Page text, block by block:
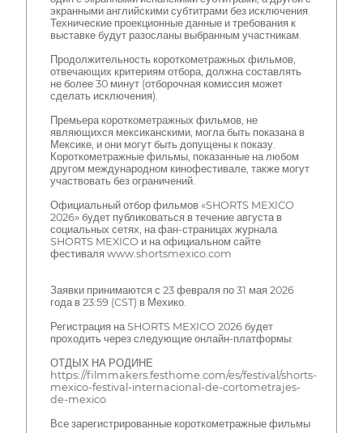
экранными английскими субтитрами без исключения.
Технические проекционные данные и требования к
выставке будут разосланы выбранным участникам.
Продолжительность короткометражных фильмов,
отвечающих критериям отбора, должна составлять
не более 30 минут (отборочная комиссия может
сделать исключения).
Премьера короткометражных фильмов, не
являющихся мексиканскими, могла быть показана в
Мексике, и они могут быть допущены к показу.
Короткометражные фильмы, показанные на любом
другом международном кинофестивале, также могут
участвовать без ограничений.
Официальный отбор фильмов «SHORTS MEXICO
2026» будет публиковаться в течение августа в
социальных сетях, на фан-страницах журнала
SHORTS MEXICO и на официальном сайте
фестиваля www.shortsmexico.com
Заявки принимаются с 23 февраля по 31 мая 2026
года в 23:59 (CST) в Мехико.
Регистрация на SHORTS MEXICO 2026 будет
проходить через следующие онлайн-платформы:
ОТДЫХ НА РОДИНЕ
https://filmmakers.festhome.com/es/festival/shorts-
mexico-festival-internacional-de-cortometrajes-
de-mexico
Все зарегистрированные короткометражные фильмы